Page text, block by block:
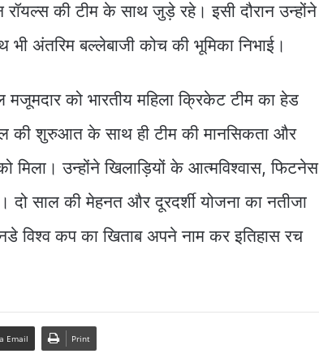
की टीम के साथ जुड़े रहे। इसी दौरान उन्होंने
अंतरिम बल्लेबाजी कोच की भूमिका निभाई।
को भारतीय महिला क्रिकेट टीम का हेड
की शुरुआत के साथ ही टीम की मानसिकता और
मिला। उन्होंने खिलाड़ियों के आत्मविश्वास, फिटनेस
साल की मेहनत और दूरदर्शी योजना का नतीजा
विश्व कप का खिताब अपने नाम कर इतिहास रच
Email Print